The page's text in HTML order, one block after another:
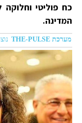
כח פוליטי
המדינה.
מערכת THE-PULSE נוצר ב